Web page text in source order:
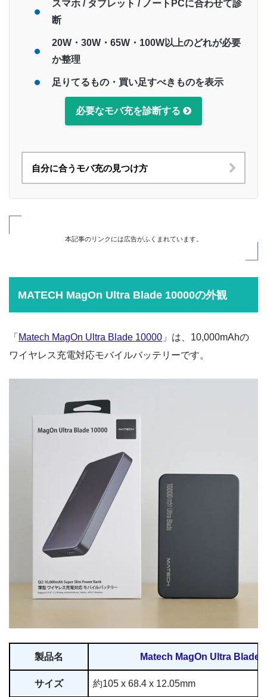
スマホ / タブレット / ノートPCに合わせて診
断
20W・30W・65W・100W以上のどれが必要
か整理
足りてるもの・買い足すべきものを表示
必要なモバ充を診断する
自分に合うモバ充の見つけ方
本記事のリンクには広告がふくまれています。
MATECH MagOn Ultra Blade 10000の外観
「 Matech MagOn Ultra Blade 10000 」は、10,000mAhの
ワイヤレス充電対応モバイルバッテリーです。
製品名 Matech MagOn Ultra Blade
サイズ 約105 x 68.4 x 12.05mm